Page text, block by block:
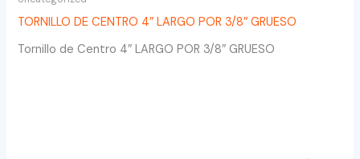
TORNILLO DE CENTRO 4″ LARGO POR 3/8″ GRUESO
Tornillo de Centro 4″ LARGO POR 3/8″ GRUESO